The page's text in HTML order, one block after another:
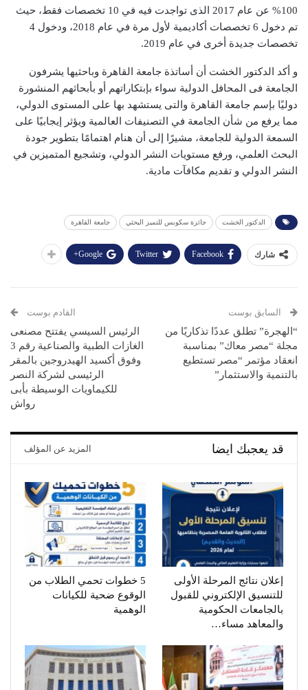
100% عن عام 2017 الذى تواجدت فيه في 10 تخصصات فقط، حيث
تم دخول 6 تخصصات أكاديمية لأول مرة في عام 2018، ودخول 4
تخصصات جديدة أخرى في عام 2019.
و أكد الدكتور الخشت أن أساتذة جامعة القاهرة وباحثيها يشرفون
الجامعة فى المحافل الدولية سواء بإبتكاراتهم أو بأبحاثهم المنشورة
دوليًا بإسم جامعة القاهرة والتى يستشهد بها على المستوى الدولي،
مما يرفع من شأن الجامعة في التصنيفات العالمية ويؤثر إيجابيًا على
السمعة الدولية للجامعة، مشيرًا إلى أن هنام اهتمامًا بتطوير جودة
البحث العلمي، ورفع مستويات النشر الدولي، وتشجيع المتميزين في
النشر الدولي و تقديم مكافآت مادية.
الدكتور الخشت جائزة سكوبس للتميز البحثي جامعة القاهرة
شارك Facebook
Twitter
Google+
السابق بوست
“الهجرة” تطلق عددًا تذكاريًا من
مجلة “مصر معاك” بمناسبة
انعقاد مؤتمر “مصر تستطيع
بالتنمية والاستثمار”
القادم بوست
الرئيس السيسي يفتتح مصنعى
الغازات الطبية والصناعية رقم 3
وفوق أكسيد الهيدروجين بالمقر
الرئيسى لشركة النصر
للكيماويات الوسيطة بأبى
رواش
قد يعجبك ايضا المزيد عن المؤلف
إعلان نتائج المرحلة الأولى
للتنسيق الإلكتروني للقبول
بالجامعات الحكومية
والمعاهد مساء…
5 خطوات تحمي الطلاب من
الوقوع ضحية للكيانات
الوهمية